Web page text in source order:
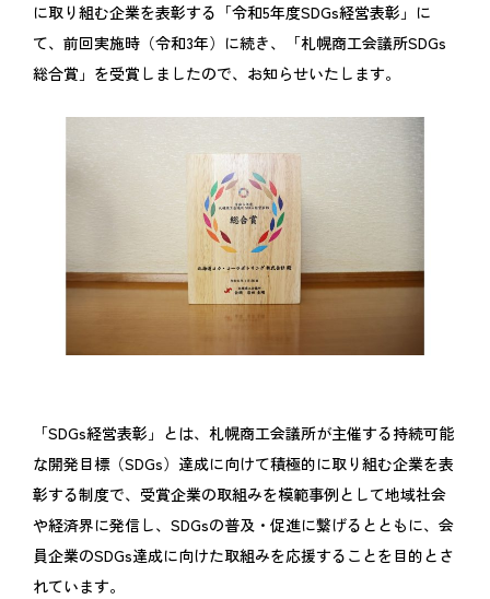
に取り組む企業を表彰する「令和5年度SDGs経営表彰」に
て、前回実施時（令和3年）に続き、「札幌商工会議所SDGs
総合賞」を受賞しましたので、お知らせいたします。
「SDGs経営表彰」とは、札幌商工会議所が主催する持続可能
な開発目標（SDGs）達成に向けて積極的に取り組む企業を表
彰する制度で、受賞企業の取組みを模範事例として地域社会
や経済界に発信し、SDGsの普及・促進に繋げるとともに、会
員企業のSDGs達成に向けた取組みを応援することを目的とさ
れています。